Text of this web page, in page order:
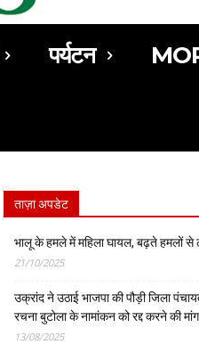
पर्यटन
ताज़ा अपडेट
भालू के हमले में महिला घायल, बढ़ते हमलों से
21/10/2025
उक्रांद ने उठाई भाजपा की पौड़ी जिला
रचना बुटोला के नामांकन को रद्द करने की मांग…
13/08/2025